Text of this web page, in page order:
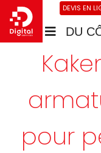
DU
DEVIS EN
pour